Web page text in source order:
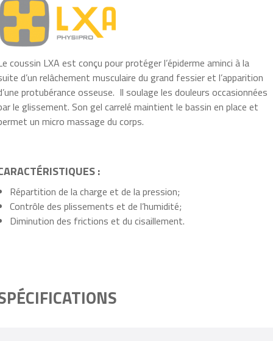
coussin LXA est conçu pour protéger l’épiderme aminci à la
d’un relâchement musculaire du grand fessier et l’apparition
protubérance osseuse. Il soulage les douleurs occasionnées
le glissement. Son gel carrelé maintient le bassin en place et
un micro massage du corps.
:
Répartition de la charge et de la pression;
Contrôle des plissements et de l’humidité;
Diminution des frictions et du cisaillement.